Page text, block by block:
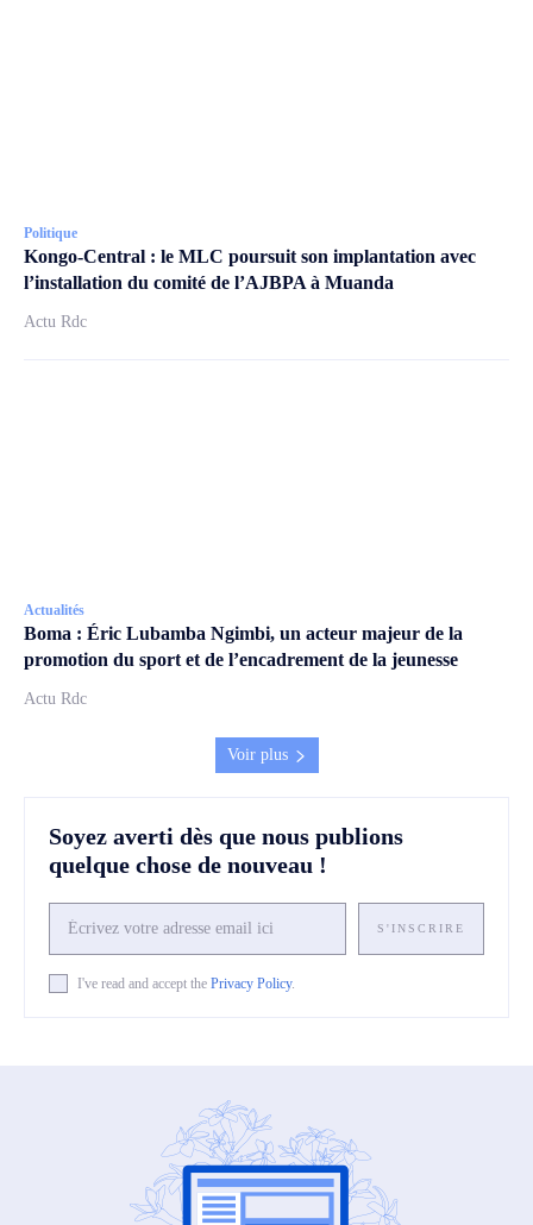
Politique
Kongo-Central : le MLC poursuit son implantation avec
l’installation du comité de l’AJBPA à Muanda
Actu Rdc
Actualités
Boma : Éric Lubamba Ngimbi, un acteur majeur de la
promotion du sport et de l’encadrement de la jeunesse
Actu Rdc
Voir plus
Soyez averti dès que nous publions
quelque chose de nouveau !
S'INSCRIRE
I've read and accept the Privacy Policy.